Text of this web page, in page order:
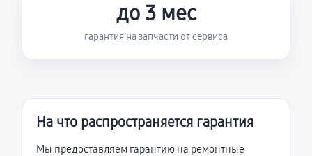
до 3 мес
гарантия на запчасти от сервиса
На что распространяется гарантия
Мы предоставляем гарантию на ремонтные